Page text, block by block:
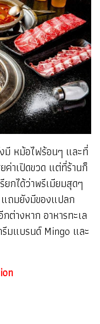
มี หม้อไฟร้อนๆ และที่
ค่าเปิดขวด แต่ที่ร้านก็
กได้ว่าพรีเมียมสุดๆ
ถมยังมีของแปลก
ต่างหาก อาหารทะเล
มแบรนด์ Mingo และ